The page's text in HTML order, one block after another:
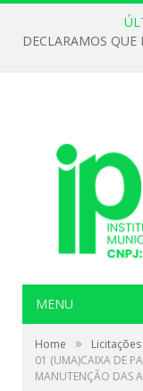
MENU
Home » Licitações
01 (UMA)CAIXA DE
MANUTENÇÃO DAS